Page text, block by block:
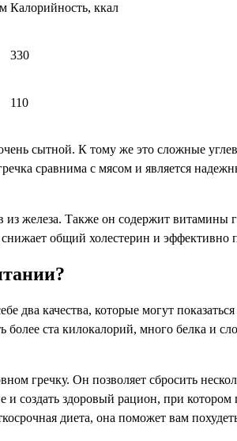
Калорийность, ккал
330
110
сытной. К тому же это сложные
сравнима с мясом и является
железа. Также он содержит витамины
общий холестерин и эффективно
два качества, которые могут
более ста килокалорий, много белка и
гречку. Он позволяет сбросить
создать здоровый рацион, при
диета, она поможет вам